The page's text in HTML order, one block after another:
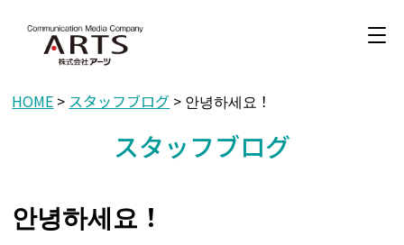
HOME > スタッフブログ > 안녕하세요！
スタッフブログ
안녕하세요！